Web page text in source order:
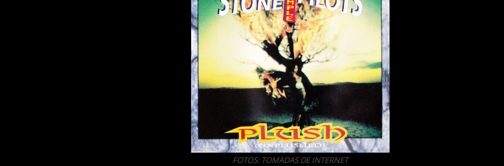
FOTOS: TOMADAS DE INTERNET